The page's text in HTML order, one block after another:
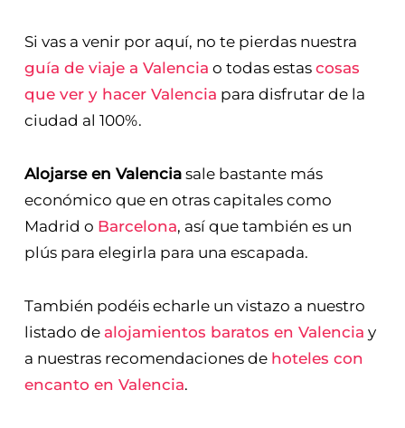
Si vas a venir por aquí, no te pierdas nuestra
guía de viaje a Valencia o todas estas cosas
que ver y hacer Valencia para disfrutar de la
ciudad al 100%.
Alojarse en Valenciasale bastante más
económico que en otras capitales como
Madrid o Barcelona, así que también es un
plús para elegirla para una escapada.
También podéis echarle un vistazo a nuestro
listado de alojamientos baratos en Valencia y
a nuestras recomendaciones de hoteles con
encanto en Valencia.